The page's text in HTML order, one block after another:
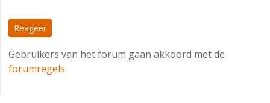
Reageer
Gebruikers van het forum gaan akkoord met de
forumregels.